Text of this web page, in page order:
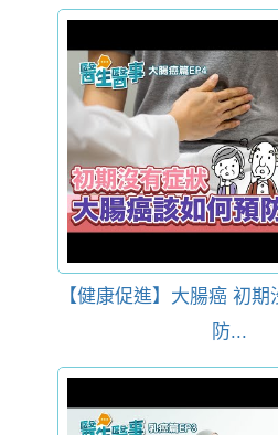
【健康促進】大腸癌 初
防...